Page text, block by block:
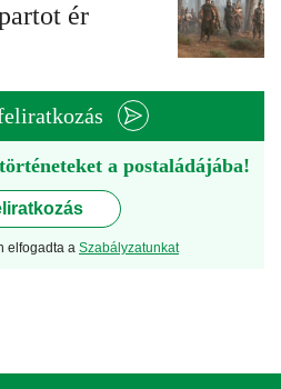
ér
a postaládájába!
elfogadta a Szabályzatunkat